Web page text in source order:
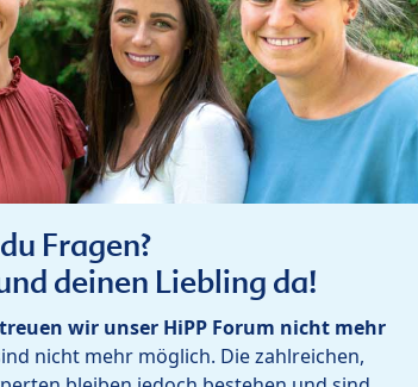
Fragen?
deinen Liebling da!
wir unser HiPP Forum nicht mehr
nicht mehr möglich. Die zahlreichen,